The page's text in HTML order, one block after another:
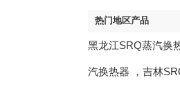
热门地区产品
黑龙江SRQ蒸汽换
汽换热器 ， 吉林